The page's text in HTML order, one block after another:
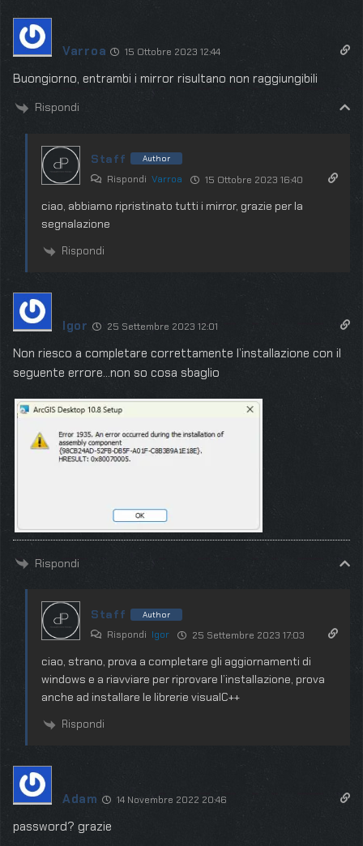
Varroa 15 Ottobre 2023 12:44
Buongiorno, entrambi i mirror risultano non raggiungibili
Rispondi
Staff Author
Rispondi Varroa 15 Ottobre 2023 16:40
ciao, abbiamo ripristinato tutti i mirror, grazie per la
segnalazione
Rispondi
Igor 25 Settembre 2023 12:01
Non riesco a completare correttamente l’installazione con il
seguente errore…non so cosa sbaglio
Rispondi
Staff Author
Rispondi Igor 25 Settembre 2023 17:03
ciao, strano, prova a completare gli aggiornamenti di
windows e a riavviare per riprovare l’installazione, prova
anche ad installare le librerie visualC++
Rispondi
Adam 14 Novembre 2022 20:46
password? grazie